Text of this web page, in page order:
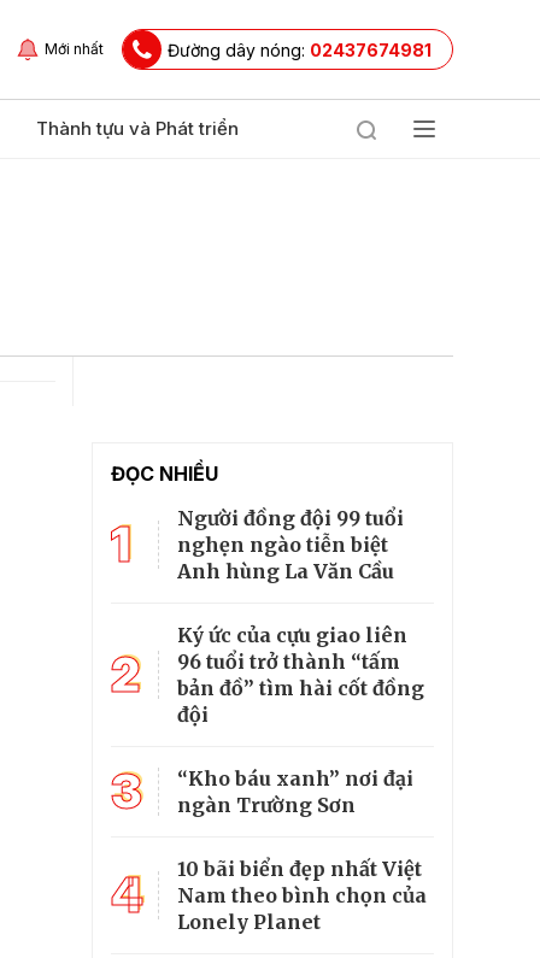
Mới nhất Đường dây nóng: 02437674981
Thành tựu và Phát triển
ĐỌC NHIỀU
1
Người đồng đội 99 tuổi
nghẹn ngào tiễn biệt
Anh hùng La Văn Cầu
2
Ký ức của cựu giao liên
96 tuổi trở thành “tấm
bản đồ” tìm hài cốt đồng
đội
3
“Kho báu xanh” nơi đại
ngàn Trường Sơn
4
10 bãi biển đẹp nhất Việt
Nam theo bình chọn của
Lonely Planet